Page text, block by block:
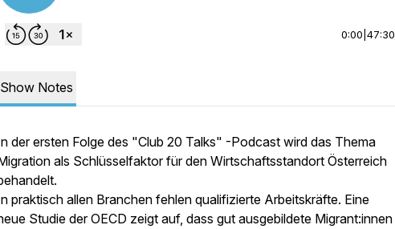
0:00 47:30
Show Notes
der ersten Folge des "Club 20 Talks" -Podcast wird das Thema
als Schlüsselfaktor für den Wirtschaftsstandort Österreich
praktisch allen Branchen fehlen qualifizierte Arbeitskräfte. Eine
Studie der OECD zeigt auf, dass gut ausgebildete Migrant:innen